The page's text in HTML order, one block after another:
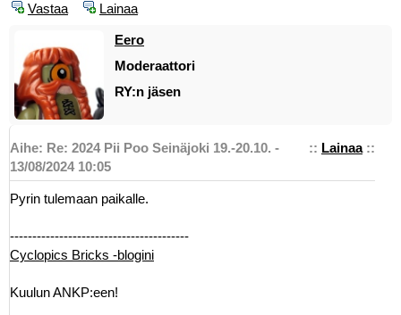
Vastaa Lainaa
Eero
Moderaattori
RY:n jäsen
:: Lainaa::
Aihe: Re: 2024 Pii Poo Seinäjoki 19.-20.10. -
13/08/2024 10:05
Pyrin tulemaan paikalle.
----------------------------------------
Cyclopics Bricks -blogini
Kuulun ANKP:een!